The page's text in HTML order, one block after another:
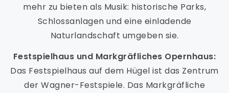
mehr zu bieten als Musik: historische Parks,
Schlossanlagen und eine einladende
Naturlandschaft umgeben sie.
Festspielhaus und Markgräfliches Opernhaus:
Das Festspielhaus auf dem Hügel ist das Zentrum
der Wagner-Festspiele. Das Markgräfliche